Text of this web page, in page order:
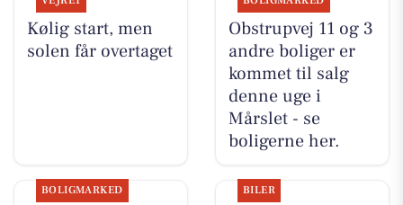
Kølig start, men
solen får overtaget
Obstrupvej 11 og 3
andre boliger er
kommet til salg
denne uge i
Mårslet - se
boligerne her.
BOLIGMARKED BILER